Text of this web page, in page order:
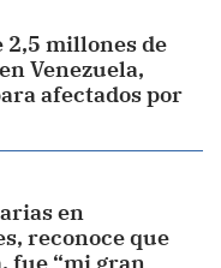
2,5 millones de
Venezuela,
afectados por
en
reconoce que